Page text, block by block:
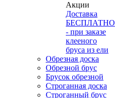
Акции
Доставка
БЕСПЛАТНО
- при заказе
клееного
бруса из ели
Обрезная доска
Обрезной брус
Брусок обрезной
Строганная доска
Строганный брус